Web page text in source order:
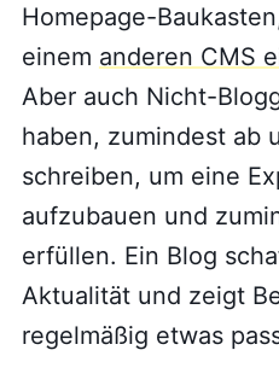
Homepage-
einem anderen CMS
Aber auch Nicht-
haben, zumindest ab
schreiben, um eine
aufzubauen und
erfüllen. Ein Blog
Aktualität und zeigt
regelmäßig etwas